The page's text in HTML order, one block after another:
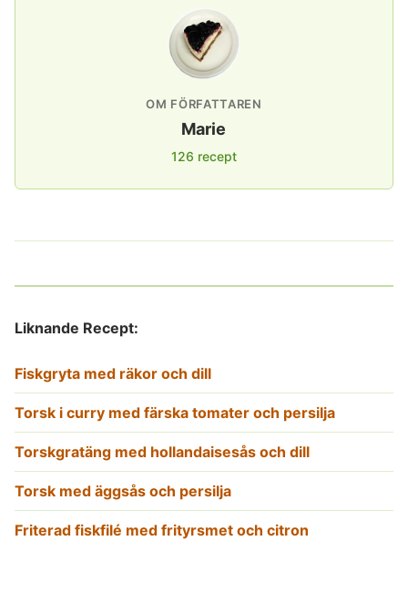
OM FÖRFATTAREN
Marie
126 recept
Liknande Recept:
Fiskgryta med räkor och dill
Torsk i curry med färska tomater och persilja
Torskgratäng med hollandaisesås och dill
Torsk med äggsås och persilja
Friterad fiskfilé med frityrsmet och citron